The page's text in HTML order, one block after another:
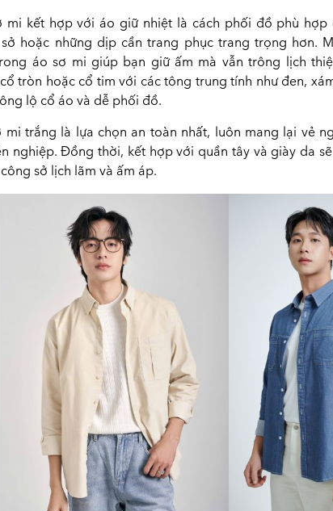
mi kết hợp với áo giữ nhiệt là cách phối đồ phù hợp
hoặc những dịp cần trang phục trang trọng hơn.
áo sơ mi giúp bạn giữ ấm mà vẫn trông lịch
tròn hoặc cổ tim với các tông trung tính như đen,
lộ cổ áo và dễ phối đồ.
mi trắng là lựa chọn an toàn nhất, luôn mang lại vẻ
nghiệp. Đồng thời, kết hợp với quần tây và giày da
sở lịch lãm và ấm áp.